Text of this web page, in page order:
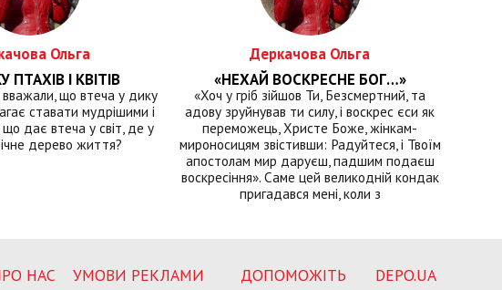
Ольга
ПТАХІВ І КВІТІВ
вважали, що втеча у дику
ставати мудрішими і
що дає втеча у світ, де у
дерево життя?
Деркачова Ольга
«НЕХАЙ ВОСКРЕСНЕ БОГ…»
«Хоч у гріб зійшов Ти, Безсмертний, та
адову зруйнував ти силу, і воскрес єси як
переможець, Христе Боже, жінкам-
мироносицям звістивши: Радуйтеся, і Твоїм
апостолам мир даруєш, падшим подаєш
воскресіння». Саме цей великодній кондак
пригадався мені, коли з
НАС УМОВИ РЕКЛАМИ ДОПОМОЖІТЬ DEPO.UA